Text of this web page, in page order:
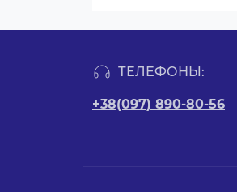
ТЕЛЕФОНЫ:
+38(097) 890-80-56